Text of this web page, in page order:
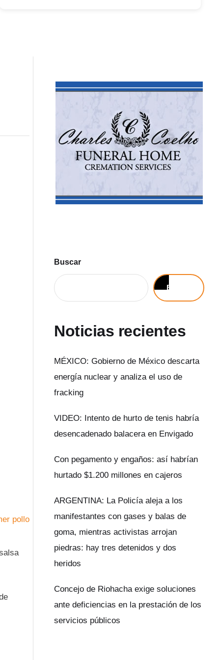
Buscar
Buscar
Noticias recientes
MÉXICO: Gobierno de México descarta
energía nuclear y analiza el uso de
fracking
VIDEO: Intento de hurto de tenis habría
desencadenado balacera en Envigado
Con pegamento y engaños: así habrían
hurtado $1.200 millones en cajeros
ARGENTINA: La Policía aleja a los
manifestantes con gases y balas de
goma, mientras activistas arrojan
piedras: hay tres detenidos y dos
heridos
Concejo de Riohacha exige soluciones
ante deficiencias en la prestación de los
servicios públicos